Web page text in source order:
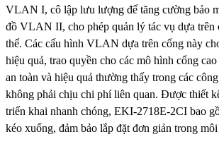
VLAN I, cô lập lưu lượng để tăng cường bảo
đồ VLAN II, cho phép quản lý tác vụ dựa trên
thể. Các cấu hình VLAN dựa trên cổng này
hiệu quả, trao quyền cho các mô hình cổng
an toàn và hiệu quả thường thấy trong các
không phải chịu chi phí liên quan. Được thiết
triển khai nhanh chóng, EKI-2718E-2CI bao
kéo xuống, đảm bảo lắp đặt đơn giản trong